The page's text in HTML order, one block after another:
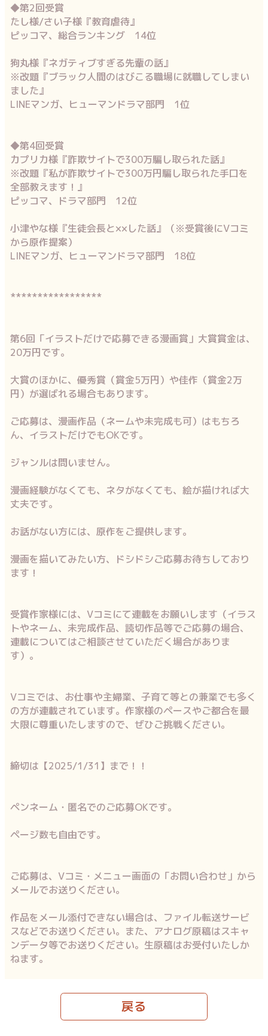
◆第2回受賞
たし様/さい子様『教育虐待』
ピッコマ、総合ランキング 14位
狗丸様『ネガティブすぎる先輩の話』
※改題『ブラック人間のはびこる職場に就職してしまい
ました』
LINEマンガ、ヒューマンドラマ部門 1位
◆第4回受賞
カプリカ様『詐欺サイトで300万騙し取られた話』
※改題『私が詐欺サイトで300万円騙し取られた手口を
全部教えます！』
ピッコマ、ドラマ部門 12位
小津やな様『生徒会長と××した話』（※受賞後にVコミ
から原作提案）
LINEマンガ、ヒューマンドラマ部門 18位
*****************
第6回「イラストだけで応募できる漫画賞」大賞賞金は、
20万円です。
大賞のほかに、優秀賞（賞金5万円）や佳作（賞金2万
円）が選ばれる場合もあります。
ご応募は、漫画作品（ネームや未完成も可）はもちろ
ん、イラストだけでもOKです。
ジャンルは問いません。
漫画経験がなくても、ネタがなくても、絵が描ければ大
丈夫です。
お話がない方には、原作をご提供します。
漫画を描いてみたい方、ドシドシご応募お待ちしており
ます！
受賞作家様には、Vコミにて連載をお願いします（イラス
トやネーム、未完成作品、読切作品等でご応募の場合、
連載についてはご相談させていただく場合がありま
す）。
Vコミでは、お仕事や主婦業、子育て等との兼業でも多く
の方が連載されています。作家様のペースやご都合を最
大限に尊重いたしますので、ぜひご挑戦ください。
締切は【2025/1/31】まで！！
ペンネーム・匿名でのご応募OKです。
ページ数も自由です。
ご応募は、Vコミ・メニュー画面の「お問い合わせ」から
メールでお送りください。
作品をメール添付できない場合は、ファイル転送サービ
スなどでお送りください。また、アナログ原稿はスキャ
ンデータ等でお送りください。生原稿はお受付いたしか
ねます。
戻る